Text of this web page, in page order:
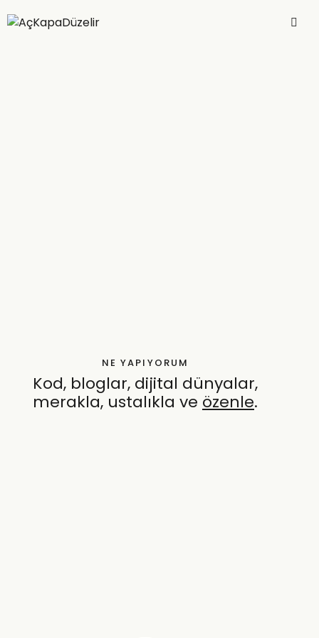
NE YAPIYORUM
Kod, bloglar, dijital dünyalar,
merakla, ustalıkla ve özenle.